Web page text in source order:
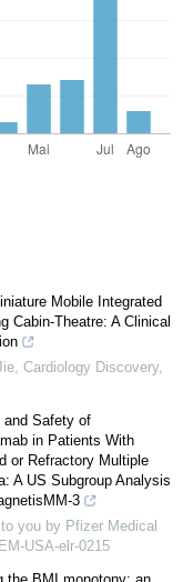
Mobile Integrated
Cabin-Theatre: A Clinical
, Cardiology Discovery,
and Safety of
in Patients With
or Refractory Multiple
A US Subgroup Analysis
3
you by Pfizer Medical
USA-elr-0215